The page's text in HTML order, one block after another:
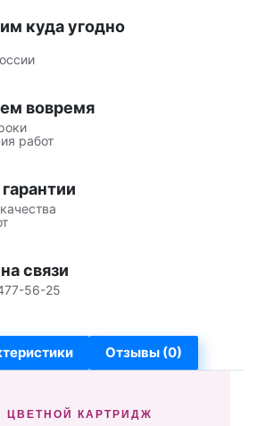
куда угодно
вовремя
работ
связи
56-25
Отзывы (0)
· ЦВЕТНОЙ КАРТРИДЖ